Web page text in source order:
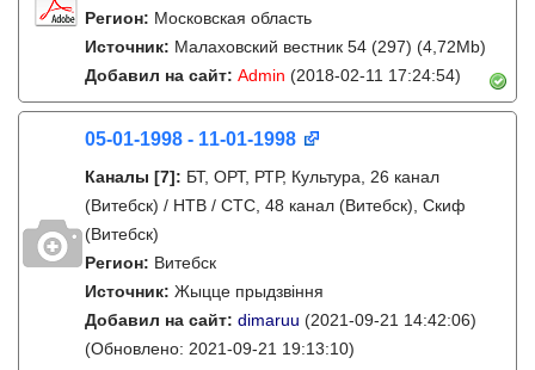
Регион: Московская область
Источник: Малаховский вестник 54 (297) (4,72Mb)
Добавил на сайт: Admin (2018-02-11 17:24:54)
05-01-1998 - 11-01-1998
Каналы [7]: БТ, ОРТ, РТР, Культура, 26 канал
(Витебск) / НТВ / СТС, 48 канал (Витебск), Скиф
(Витебск)
Регион: Витебск
Источник: Жыцце прыдзвіння
Добавил на сайт: dimaruu (2021-09-21 14:42:06)
(Обновлено: 2021-09-21 19:13:10)